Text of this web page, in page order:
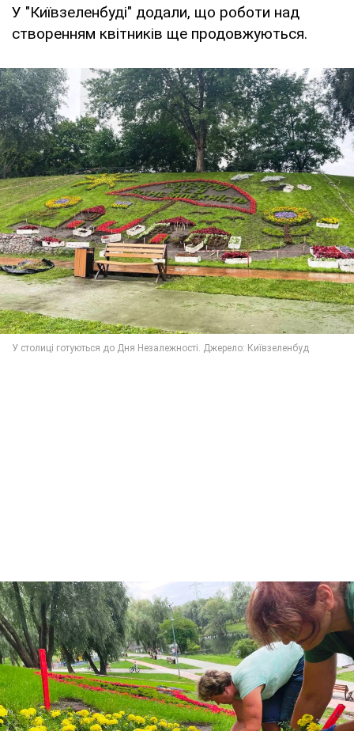
У "Київзеленбуді" додали, що роботи над
створенням квітників ще продовжуються.